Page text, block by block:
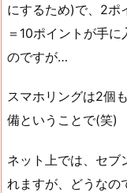
にするため)で、2ポ
＝10ポイントが手
のですが…
スマホリングは2個
備ということで(笑)
ネット上では、セブ
れますが、どうなの